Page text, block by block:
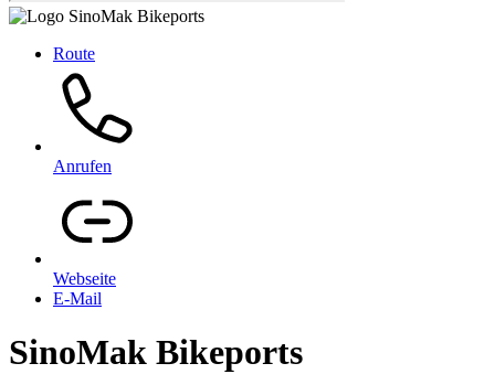
Route
Anrufen
Webseite
E-Mail
SinoMak Bikeports